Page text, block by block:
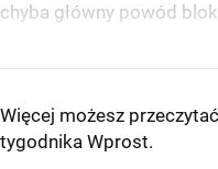
chyba główny powód
Więcej możesz
tygodnika Wprost.